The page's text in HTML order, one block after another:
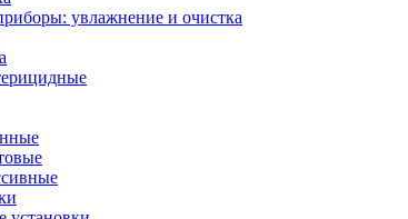
увлажнение и очистка